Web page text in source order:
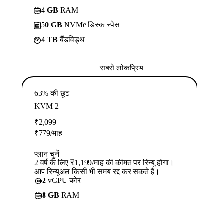
4 GB RAM
50 GB NVMe डिस्क स्पेस
4 TBबैंडविड्थ
सबसे लोकप्रिय
63% की छूट
KVM 2
₹2,099
₹779/माह
प्लान चुनें
2 वर्ष के लिए ₹1,199/माह की कीमत पर रिन्यू होगा।
आप रिन्यूअल किसी भी समय रद्द कर सकते हैं।
2 vCPU कोर
8 GB RAM